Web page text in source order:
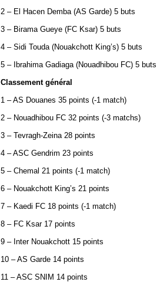
2 – El Hacen Demba (AS Garde) 5 buts
3 – Birama Gueye (FC Ksar) 5 buts
4 – Sidi Touda (Nouakchott King’s) 5 buts
5 – Ibrahima Gadiaga (Nouadhibou FC) 5 buts
Classement général
1 – AS Douanes 35 points (-1 match)
2 – Nouadhibou FC 32 points (-3 matchs)
3 – Tevragh-Zeina 28 points
4 – ASC Gendrim 23 points
5 – Chemal 21 points (-1 match)
6 – Nouakchott King’s 21 points
7 – Kaedi FC 18 points (-1 match)
8 – FC Ksar 17 points
9 – Inter Nouakchott 15 points
10 – AS Garde 14 points
11 – ASC SNIM 14 points